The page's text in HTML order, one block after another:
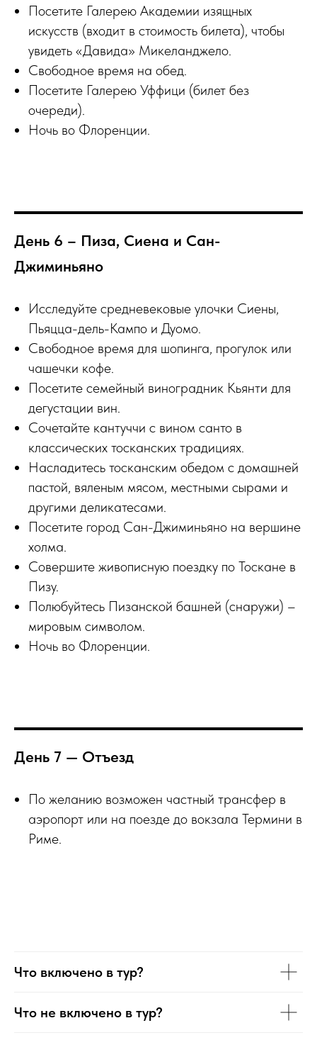
Посетите Галерею Академии изящных
искусств (входит в стоимость билета), чтобы
увидеть «Давида» Микеланджело.
Свободное время на обед.
Посетите Галерею Уффици (билет без
очереди).
Ночь во Флоренции.
День 6 – Пиза, Сиена и Сан-
Джиминьяно
Исследуйте средневековые улочки Сиены,
Пьяцца-дель-Кампо и Дуомо.
Свободное время для шопинга, прогулок или
чашечки кофе.
Посетите семейный виноградник Кьянти для
дегустации вин.
Сочетайте кантуччи с вином санто в
классических тосканских традициях.
Насладитесь тосканским обедом с домашней
пастой, вяленым мясом, местными сырами и
другими деликатесами.
Посетите город Сан-Джиминьяно на вершине
холма.
Совершите живописную поездку по Тоскане в
Пизу.
Полюбуйтесь Пизанской башней (снаружи) –
мировым символом.
Ночь во Флоренции.
День 7 — Отъезд
По желанию возможен частный трансфер в
аэропорт или на поезде до вокзала Термини в
Риме.
Что включено в тур?
Что не включено в тур?